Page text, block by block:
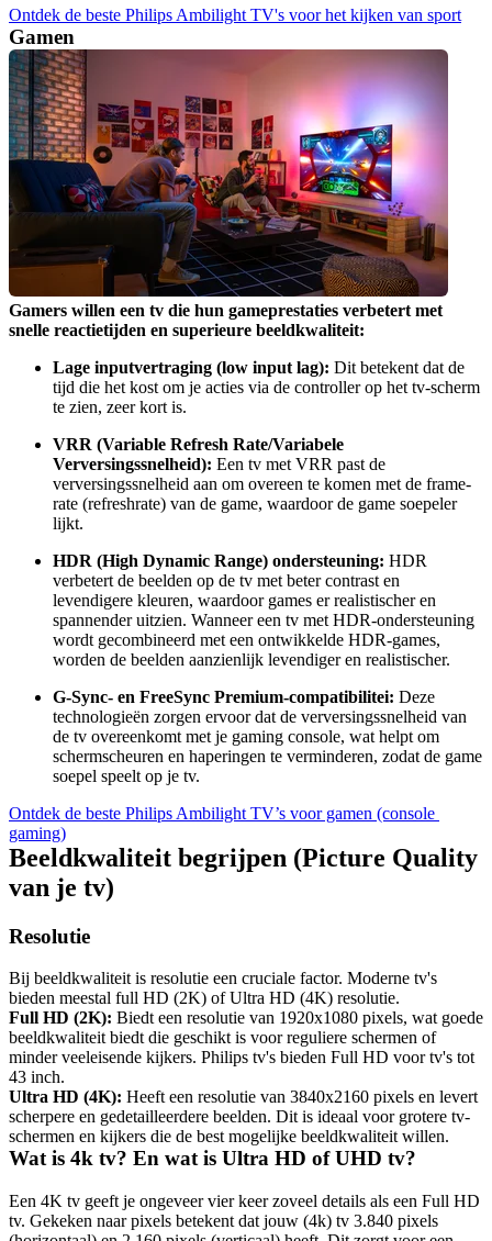
Ontdek de beste Philips Ambilight TV's voor het kijken van sport
Gamen
Gamers willen een tv die hun gameprestaties verbetert met
snelle reactietijden en superieure beeldkwaliteit:
Lage inputvertraging (low input lag): Dit betekent dat de
tijd die het kost om je acties via de controller op het tv-scherm
te zien, zeer kort is.
VRR (Variable Refresh Rate/Variabele
Verversingssnelheid): Een tv met VRR past de
verversingssnelheid aan om overeen te komen met de frame-
rate (refreshrate) van de game, waardoor de game soepeler
lijkt.
HDR (High Dynamic Range) ondersteuning: HDR
verbetert de beelden op de tv met beter contrast en
levendigere kleuren, waardoor games er realistischer en
spannender uitzien. Wanneer een tv met HDR-ondersteuning
wordt gecombineerd met een ontwikkelde HDR-games,
worden de beelden aanzienlijk levendiger en realistischer.
G-Sync- en FreeSync Premium-compatibilitei: Deze
technologieën zorgen ervoor dat de verversingssnelheid van
de tv overeenkomt met je gaming console, wat helpt om
schermscheuren en haperingen te verminderen, zodat de game
soepel speelt op je tv.
Ontdek de beste Philips Ambilight TV’s voor gamen (console
gaming)
Beeldkwaliteit begrijpen (Picture Quality
Resolutie
Bij beeldkwaliteit is resolutie een cruciale factor. Moderne tv's
Full HD (2K): Biedt een resolutie van 1920x1080 pixels, wat goede
beeldkwaliteit biedt die geschikt is voor reguliere schermen of
minder veeleisende kijkers. Philips tv's bieden Full HD voor tv's tot
43 inch.
Ultra HD (4K): Heeft een resolutie van 3840x2160 pixels en levert
scherpere en gedetailleerdere beelden. Dit is ideaal voor grotere tv-
schermen en kijkers die de best mogelijke beeldkwaliteit willen.
Wat is 4k tv? En wat is Ultra HD of UHD tv?
Een 4K tv geeft je ongeveer vier keer zoveel details als een Full HD
tv. Gekeken naar pixels betekent dat jouw (4k) tv 3.840 pixels